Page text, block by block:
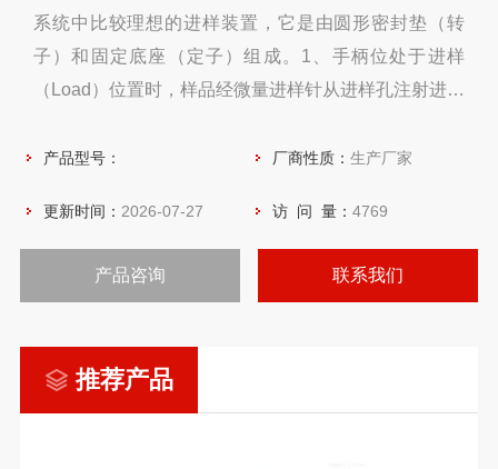
系统中比较理想的进样装置，它是由圆形密封垫（转
子）和固定底座（定子）组成。1、手柄位处于进样
（Load）位置时，样品经微量进样针从进样孔注射进定
柄转动至进样（Inject）位置时，阀与液相流路接通，
柱进行分析。
产品型号： 厂商性质： 生产厂家
更新时间： 2026-07-27 访 问 量： 4769
产品咨询 联系我们
推荐产品